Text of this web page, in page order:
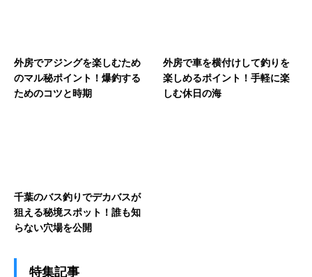
外房でアジングを楽しむため
のマル秘ポイント！爆釣する
ためのコツと時期
外房で車を横付けして釣りを
楽しめるポイント！手軽に楽
しむ休日の海
千葉のバス釣りでデカバスが
狙える秘境スポット！誰も知
らない穴場を公開
特集記事